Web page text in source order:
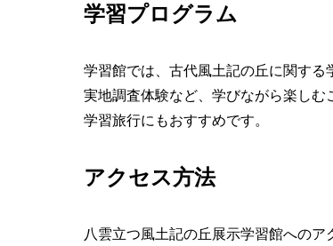
学習プログラム
学習館では、古代風土記の丘に関す
実地調査体験など、学びながら楽し
学習旅行にもおすすめです。
アクセス方法
八雲立つ風土記の丘展示学習館への